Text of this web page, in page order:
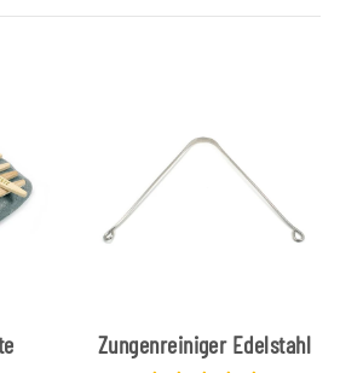
Zungenreiniger Edelstahl